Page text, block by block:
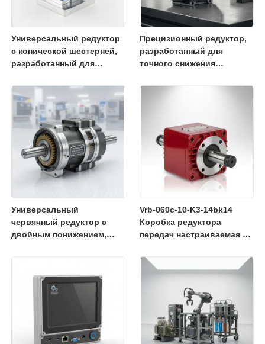
Универсальный редуктор
с конической шестерней,
разработанный для
передачи мощности и
минимизации затрат на
техническое
обслуживание
Прецизионный редуктор,
разработанный для
точного снижения
грузоподъемности в
Универсальный
червячный редуктор с
двойным понижением,
выходного крутящего
момента в автоматизации
Vrb-060c-10-K3-14bk14
Коробка редуктора
передач настраиваемая с
высокая точность